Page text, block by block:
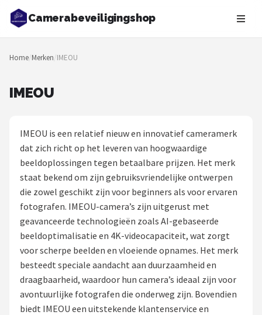
Camerabeveiligingshop
Zoeken
NAVIGATIE
Blog
Beveiligingscamera's
Camera Deurbellen
NAS
Shop
Eufy
Home/Merken/IMEOU
IMEOU
IMEOU is een relatief nieuw en innovatief cameramerk
dat zich richt op het leveren van hoogwaardige
beeldoplossingen tegen betaalbare prijzen. Het merk
staat bekend om zijn gebruiksvriendelijke ontwerpen
die zowel geschikt zijn voor beginners als voor ervaren
fotografen. IMEOU-camera’s zijn uitgerust met
geavanceerde technologieën zoals AI-gebaseerde
beeldoptimalisatie en 4K-videocapaciteit, wat zorgt
voor scherpe beelden en vloeiende opnames. Het merk
besteedt speciale aandacht aan duurzaamheid en
draagbaarheid, waardoor hun camera’s ideaal zijn voor
avontuurlijke fotografen die onderweg zijn. Bovendien
biedt IMEOU een uitstekende klantenservice en